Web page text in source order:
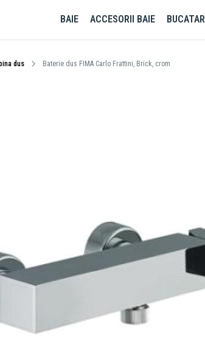
BAIE ACCESORII BAIE
dus Baterie dus FIMA Carlo Frattini, Brick, crom